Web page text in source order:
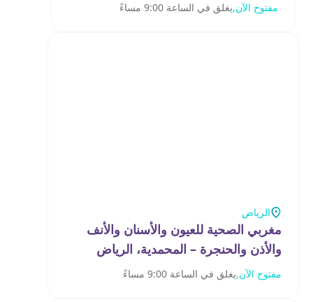
مفتوح الآن,يغلق في الساعة 9:00 مساءً
الرياض
مغربي الصحية للعيون والأسنان والأنف
والأذن والحنجرة – المحمدية، الرياض
مفتوح الآن,يغلق في الساعة 9:00 مساءً